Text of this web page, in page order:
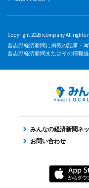
Copyright 2026 icompany All rights
習志野経済新聞に掲載の記事・
習志野経済新聞またはその情報提
みんなの経済新聞ネ
お問い合わせ